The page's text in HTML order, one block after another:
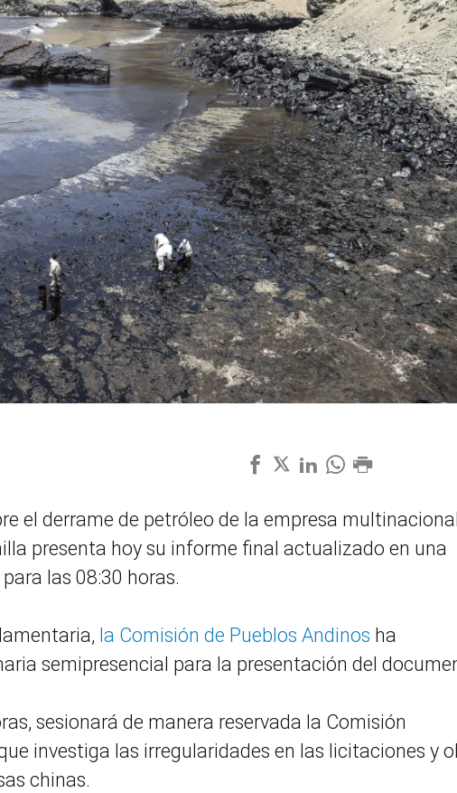
el derrame de petróleo de la empresa multinacional
presenta hoy su informe final actualizado en una
las 08:30 horas.
la Comisión de Pueblos Andinos ha
semipresencial para la presentación del
sesionará de manera reservada la Comisión
investiga las irregularidades en las licitaciones y
chinas.